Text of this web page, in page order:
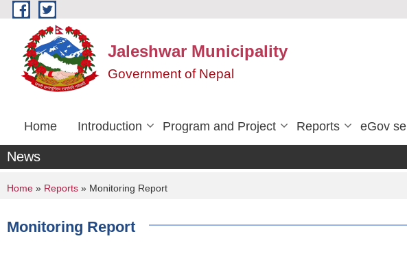
Skip to main content
Jaleshwar Municipality
Government of Nepal
Home Introduction Program and Project Reports eGov
News
You are here
Home » Reports » Monitoring Report
Monitoring Report